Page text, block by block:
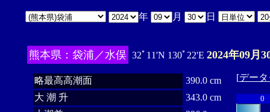
年 月 日
熊本県：袋浦／水俣 32ﾟ11'N 130ﾟ22'E 2024年09月
略最高高潮面
390.0 cm
大 潮 升
343.0 cm
[デー
0